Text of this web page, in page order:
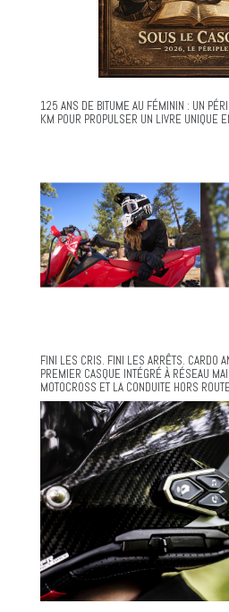
125 ANS DE BITUME AU FÉMININ : UN
KM POUR PROPULSER UN LIVRE UNIQUE
FINI LES CRIS. FINI LES ARRÊTS. CARDO
PREMIER CASQUE INTÉGRÉ À RÉSEAU
MOTOCROSS ET LA CONDUITE HORS